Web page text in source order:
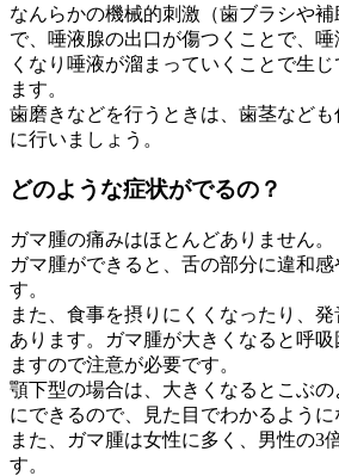
なんらかの機械的刺激（歯ブラシや
で、唾液腺の出口が傷つくことで、
くなり唾液が溜まっていくことで生
ます。
歯磨きなどを行うときは、歯茎など
に行いましょう。
どのような症状がでるの？
ガマ腫の痛みはほとんどありません。
ガマ腫ができると、舌の部分に違和
す。
また、食事を摂りにくくなったり、
あります。ガマ腫が大きくなると呼
ますので注意が必要です。
顎下型の場合は、大きくなるとこぶ
にできるので、見た目でわかるように
また、ガマ腫は女性に多く、男性の3
す。